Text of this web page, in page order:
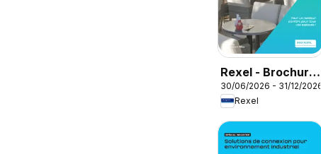
Rexel - Brochure
rafraichisseur
d'air
30/06/2026 - 31/12/2026
Rexel